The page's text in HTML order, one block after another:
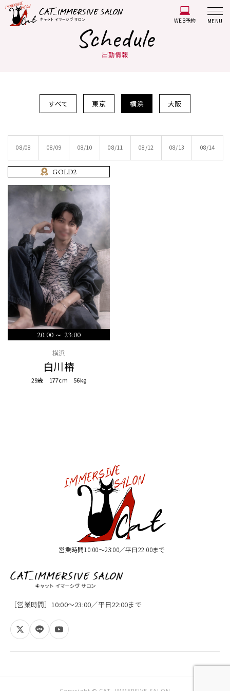
WEB予約 MENU
Schedule
出勤情報
すべて 東京 横浜 大阪
08/08 08/09 08/10 08/11 08/12 08/13 08/14
GOLD2
20:00 ～ 23:00
横浜
白川椿
29歳 177cm 56kg
営業時間10:00〜23:00／平日22:00まで
［営業時間］10:00〜23:00／平日22:00まで